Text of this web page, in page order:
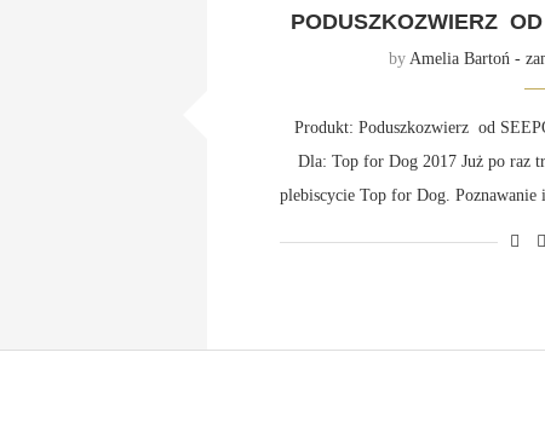
PODUSZKOZWIERZ
by Amelia Bartoń -
Produkt: Poduszkozwierz od
Dla: Top for Dog 2017 Już po raz
plebiscycie Top for Dog.